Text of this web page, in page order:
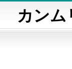
カンム